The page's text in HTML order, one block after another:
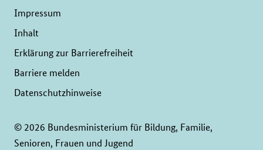
© 2026 Bundesministerium für Bildung, Familie,
Senioren, Frauen und Jugend
Impressum
Inhalt
Erklärung zur Barrierefreiheit
Barriere melden
Datenschutzhinweise